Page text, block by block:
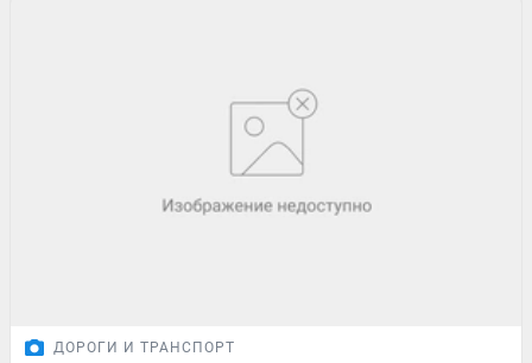
ДОРОГИ И ТРАНСПОРТ